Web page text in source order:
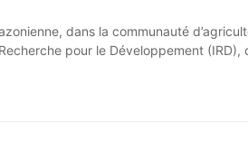
dans la communauté
pour le Développement (IRD),